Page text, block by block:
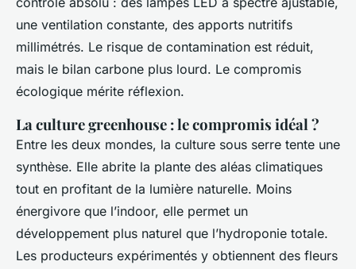
une ventilation constante, des apports nutritifs
millimétrés. Le risque de contamination est réduit,
mais le bilan carbone plus lourd. Le compromis
écologique mérite réflexion.
La culture greenhouse : le compromis idéal ?
Entre les deux mondes, la culture sous serre tente une
synthèse. Elle abrite la plante des aléas climatiques
tout en profitant de la lumière naturelle. Moins
énergivore que l’indoor, elle permet un
développement plus naturel que l’hydroponie totale.
Les producteurs expérimentés y obtiennent des fleurs